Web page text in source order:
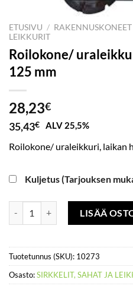
ETUSIVU / RAKENNUSKONEET
LEIKKURIT
Roilokone/
125 mm
28,23€
35,43€ ALV 25,5%
Roilokone/ uraleikkuri, laikan
Kuljetus (Tarjouksen
Roilokone/ uraleikkuri, laikan
LISÄÄ
Tuotetunnus (SKU): 10273
Osasto:SIRKKELIT, SAHAT JA